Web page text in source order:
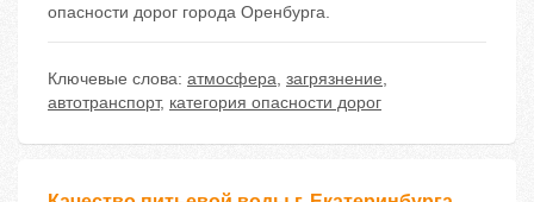
опасности дорог города Оренбурга.
Ключевые слова: атмосфера, загрязнение,
автотранспорт, категория опасности дорог